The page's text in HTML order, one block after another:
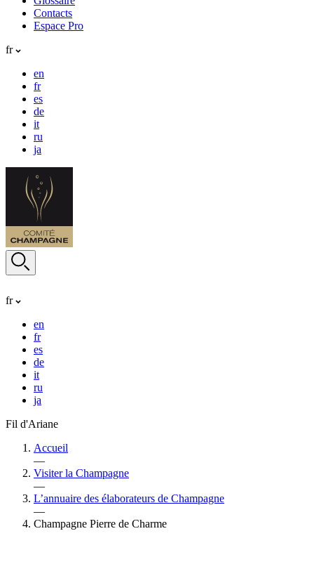
Contacts
Espace Pro
fr
en
fr
es
de
it
ru
ja
fr
en
fr
es
de
it
ru
ja
Fil d'Ariane
Accueil
—
Visiter la Champagne
—
L’annuaire des élaborateurs de Champagne
—
Champagne Pierre de Charme